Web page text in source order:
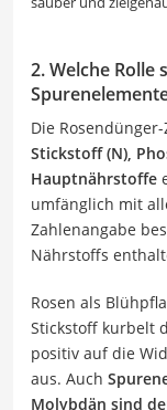
2. Welche Rolle
Die
Stickstoff (N),
Hauptnährstoffe
umfänglich mit
Zahlenangabe
Nährstoffs
Rosen als
Stickstoff kurbelt
positiv auf die
aus. Auch
Molybdän sind